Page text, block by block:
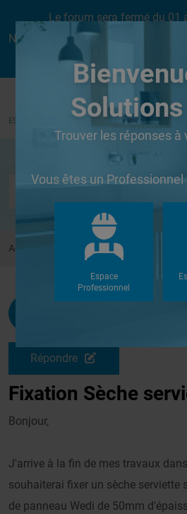
Le forum sera fermé du 01
Nous aurons le plaisir de vous
Accueil Forums Autres
Rikurama
Répondre
Fixation Sèche
Bonjour,
J'arrive à la fin de mes travaux
souhaiterai fixer un sèche serviette
de panneau Wedi de 50mm
Trouver les réponses à
Vous êtes un Professionnel
Espace
Professionnel